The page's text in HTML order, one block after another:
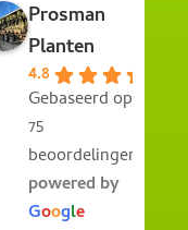
Prosman
Planten
4.8
Gebaseerd op
75
beoordelingen
powered by
Google